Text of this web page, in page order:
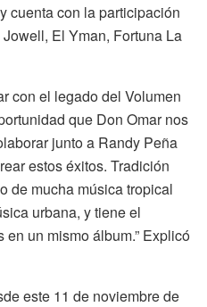
cuenta con la participación
El Yman, Fortuna La
con el legado del Volumen
que Don Omar nos
junto a Randy Peña
estos éxitos. Tradición
de mucha música tropical
urbana, y tiene el
un mismo álbum.” Explicó
este 11 de noviembre de